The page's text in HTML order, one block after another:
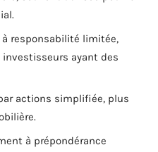
à responsabilité limitée,
ayant des
actions simplifiée, plus
à prépondérance